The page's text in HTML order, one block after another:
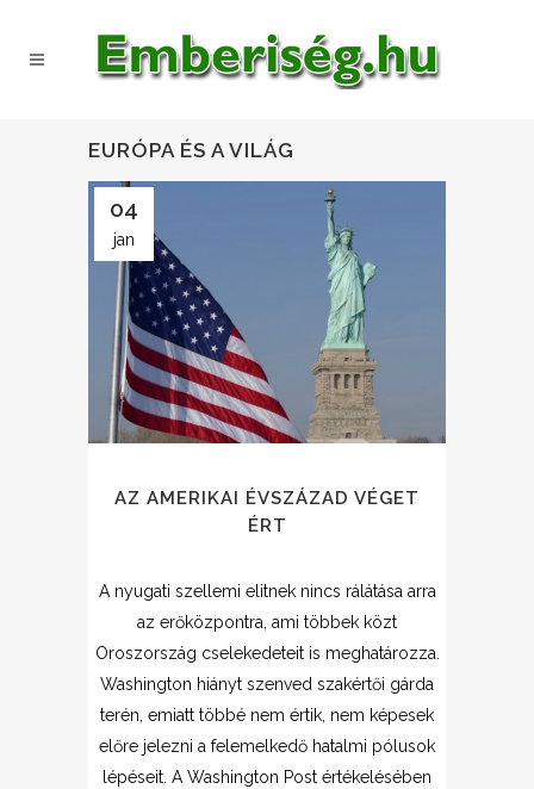
EURÓPA ÉS A VILÁG
04
jan
AZ AMERIKAI ÉVSZÁZAD VÉGET
ÉRT
A nyugati szellemi elitnek nincs rálátása arra
az erőközpontra, ami többek közt
Oroszország cselekedeteit is meghatározza.
Washington hiányt szenved szakértői gárda
terén, emiatt többé nem értik, nem képesek
előre jelezni a felemelkedő hatalmi pólusok
lépéseit. A Washington Post értékelésében